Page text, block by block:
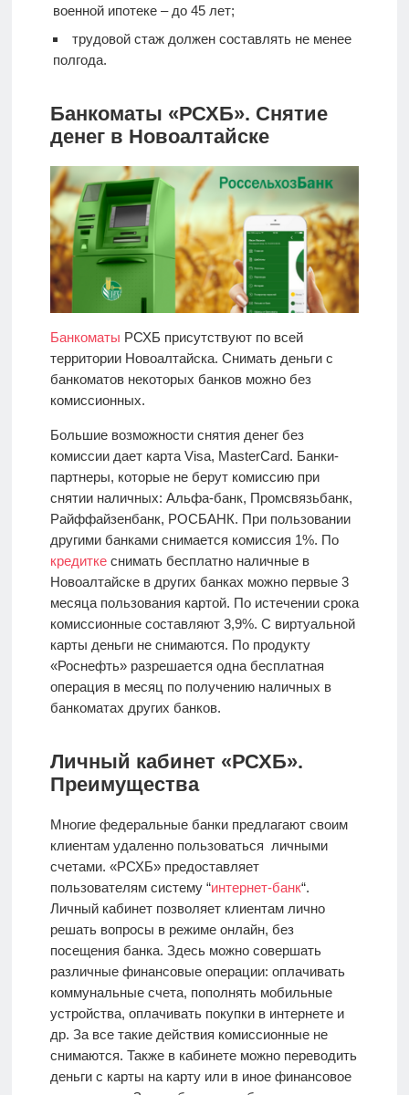
военной ипотеке – до 45 лет;
трудовой стаж должен составлять не менее
полгода.
Банкоматы «РСХБ». Снятие
денег в Новоалтайске
Банкоматы РСХБ присутствуют по всей
территории Новоалтайска. Снимать деньги с
банкоматов некоторых банков можно без
комиссионных.
Большие возможности снятия денег без
комиссии дает карта Visa, MasterCard. Банки-
партнеры, которые не берут комиссию при
снятии наличных: Альфа-банк, Промсвязьбанк,
Райффайзенбанк, РОСБАНК. При пользовании
другими банками снимается комиссия 1%. По
кредиткеснимать бесплатно наличные в
Новоалтайске в других банках можно первые 3
месяца пользования картой. По истечении срока
комиссионные составляют 3,9%. С виртуальной
карты деньги не снимаются. По продукту
«Роснефть» разрешается одна бесплатная
операция в месяц по получению наличных в
банкоматах других банков.
Личный кабинет «РСХБ».
Преимущества
Многие федеральные банки предлагают своим
клиентам удаленно пользоваться личными
счетами. «РСХБ» предоставляет
пользователям систему “интернет-банк“.
Личный кабинет позволяет клиентам лично
решать вопросы в режиме онлайн, без
посещения банка. Здесь можно совершать
различные финансовые операции: оплачивать
коммунальные счета, пополнять мобильные
устройства, оплачивать покупки в интернете и
др. За все такие действия комиссионные не
снимаются. Также в кабинете можно переводить
деньги с карты на карту или в иное финансовое